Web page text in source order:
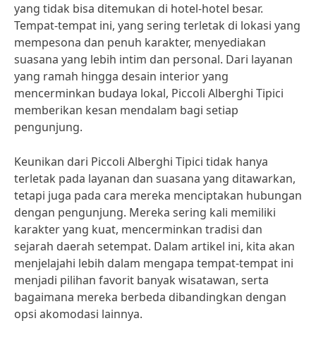
yang tidak bisa ditemukan di hotel-hotel besar.
Tempat-tempat ini, yang sering terletak di lokasi yang
mempesona dan penuh karakter, menyediakan
suasana yang lebih intim dan personal. Dari layanan
yang ramah hingga desain interior yang
mencerminkan budaya lokal, Piccoli Alberghi Tipici
memberikan kesan mendalam bagi setiap
pengunjung.
Keunikan dari Piccoli Alberghi Tipici tidak hanya
terletak pada layanan dan suasana yang ditawarkan,
tetapi juga pada cara mereka menciptakan hubungan
dengan pengunjung. Mereka sering kali memiliki
karakter yang kuat, mencerminkan tradisi dan
sejarah daerah setempat. Dalam artikel ini, kita akan
menjelajahi lebih dalam mengapa tempat-tempat ini
menjadi pilihan favorit banyak wisatawan, serta
bagaimana mereka berbeda dibandingkan dengan
opsi akomodasi lainnya.